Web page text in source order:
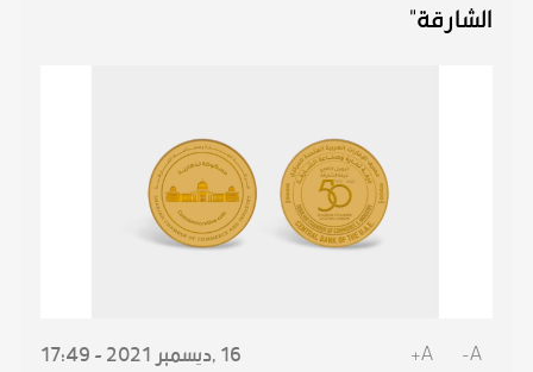
الشارقة"
A-
A+
16 , ديسمبر 2021 - 17:49